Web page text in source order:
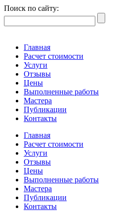
Поиск по сайту:
Главная
Расчет стоимости
Услуги
Отзывы
Цены
Выполненные работы
Мастера
Публикации
Контакты
Главная
Расчет стоимости
Услуги
Отзывы
Цены
Выполненные работы
Мастера
Публикации
Контакты